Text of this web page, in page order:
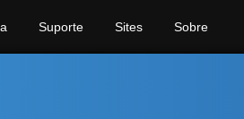
Suporte Sites Sobre